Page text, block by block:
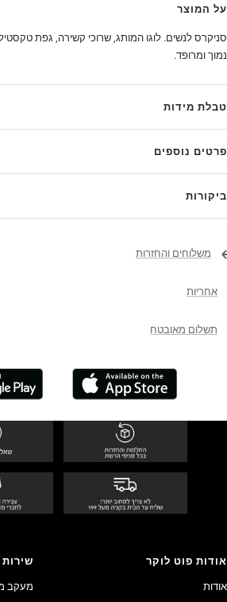
על המוצר
סניקרס לנשים. לוגו המותג, שרוכי קשירה, גפת טקסטיל
נמוך ומרופד.
טבלת מידות
פרטים נוספים
ביקורות
משלוחים והחזרות
אחריות
תשלום מאובטח
אודות פוט לוקר
אודות מעקב